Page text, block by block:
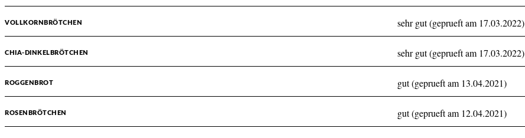
VOLLKORNBRÖTCHEN sehr gut (geprueft am 17.03.2022)
CHIA-DINKELBRÖTCHEN sehr gut (geprueft am 17.03.2022)
ROGGENBROT gut (geprueft am 13.04.2021)
ROSENBRÖTCHEN gut (geprueft am 12.04.2021)